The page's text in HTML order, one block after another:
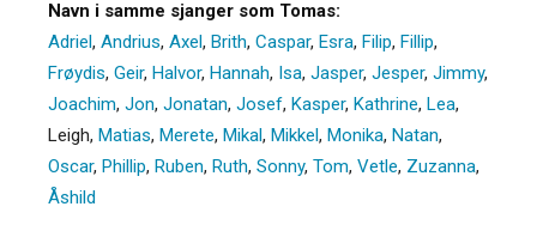
Navn i samme sjanger som Tomas:
Adriel, Andrius, Axel, Brith, Caspar, Esra, Filip, Fillip,
Frøydis, Geir, Halvor, Hannah, Isa, Jasper, Jesper, Jimmy,
Joachim, Jon, Jonatan, Josef, Kasper, Kathrine, Lea,
Leigh, Matias, Merete, Mikal, Mikkel, Monika, Natan,
Oscar, Phillip, Ruben, Ruth, Sonny, Tom, Vetle, Zuzanna,
Åshild